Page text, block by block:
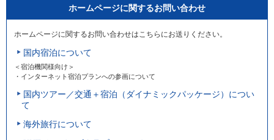
ホームページに関するお問い合わせ
ホームページに関するお問い合わせはこちらにお送りください。
国内宿泊について
＜宿泊機関様向け＞
・インターネット宿泊プランへの参画について
国内ツアー／交通＋宿泊（ダイナミックパッケージ）につい
て
海外旅行について